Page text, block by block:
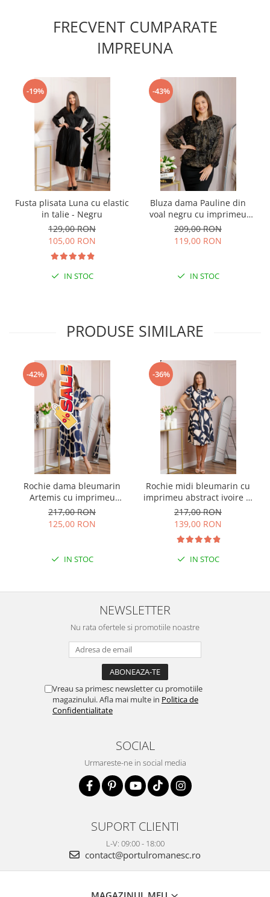
FRECVENT CUMPARATE
IMPREUNA
-19%
Fusta plisata Luna cu elastic
in talie - Negru
129,00 RON
105,00 RON
IN STOC
-43%
Bluza dama Pauline din
voal negru cu imprimeu
floral auriu
209,00 RON
119,00 RON
IN STOC
PRODUSE SIMILARE
-42%
Rochie dama bleumarin
Artemis cu imprimeu
abstract si cordon in talie
217,00 RON
125,00 RON
IN STOC
-36%
Rochie midi bleumarin cu
imprimeu abstract ivoire si
snur la decolteu Shelby
217,00 RON
139,00 RON
IN STOC
NEWSLETTER
Nu rata ofertele si promotiile noastre
Vreau sa primesc newsletter cu promotiile
magazinului. Afla mai multe in Politica de
Confidentialitate
SOCIAL
Urmareste-ne in social media
SUPORT CLIENTI
L-V: 09:00 - 18:00
contact@portulromanesc.ro